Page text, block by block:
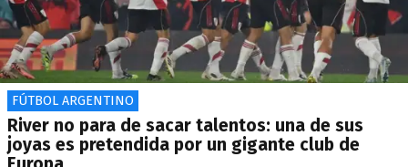
FÚTBOL ARGENTINO
River no para de sacar talentos: una de sus
joyas es pretendida por un gigante club de